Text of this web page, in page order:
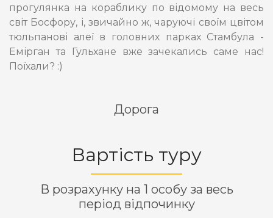
прогулянка на кораблику по відомому на весь
світ Босфору, і, звичайно ж, чаруючі своїм цвітом
тюльпанові алеї в головних парках Стамбула -
Емірган та Гульхане вже зачекались саме нас!
Поїхали? :)
Дорога
Вартість туру
В розрахунку на 1 особу за весь
період відпочинку